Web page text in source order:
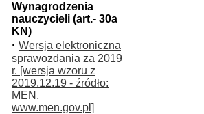
Wynagrodzenia
nauczycieli (art.- 30a
KN)
· Wersja elektroniczna
sprawozdania za 2019
r. [wersja wzoru z
2019.12.19 - źródło:
MEN,
www.men.gov.pl]